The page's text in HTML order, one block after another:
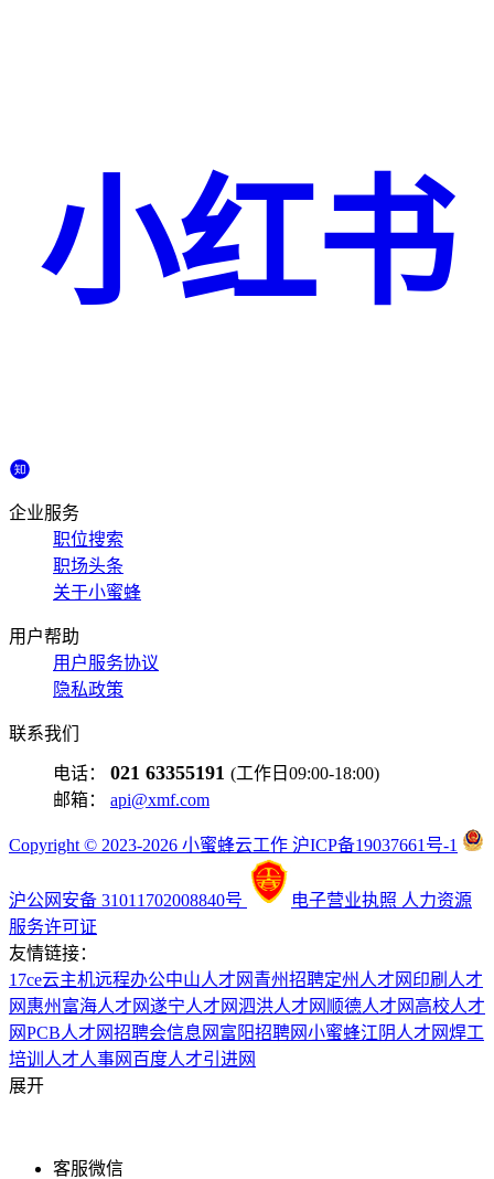
小红书
企业服务
职位搜索
职场头条
关于小蜜蜂
用户帮助
用户服务协议
隐私政策
联系我们
电话： 021 63355191 (工作日09:00-18:00)
邮箱： api@xmf.com
Copyright © 2023-2026 小蜜蜂云工作 沪ICP备19037661号-1
沪公网安备 31011702008840号 电子营业执照 人力资源
服务许可证
友情链接：
17ce云主机远程办公中山人才网 青州招聘定州人才网 印刷人才
网 惠州富海人才网遂宁人才网泗洪人才网 顺德人才网 高校人才
网PCB人才网招聘会信息网 富阳招聘网小蜜蜂江阴人才网焊工
培训 人才人事网 百度人才引进网
展开
客服微信